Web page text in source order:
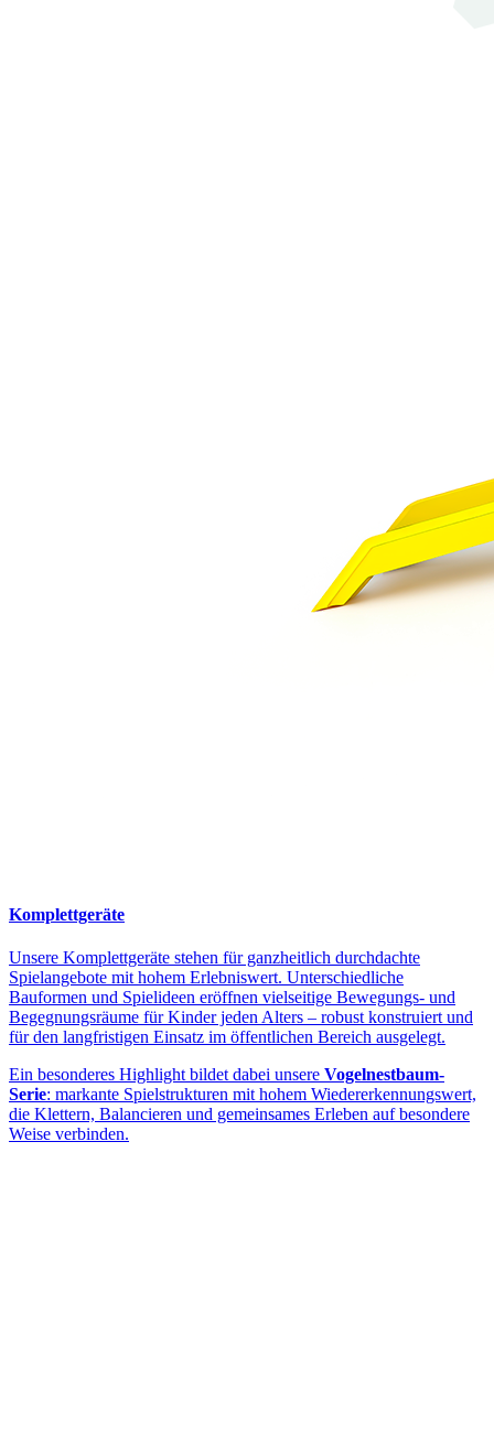
Komplettgeräte
Unsere Komplettgeräte stehen für ganzheitlich durchdachte
Spielangebote mit hohem Erlebniswert. Unterschiedliche
Bauformen und Spielideen eröffnen vielseitige Bewegungs- und
Begegnungsräume für Kinder jeden Alters – robust konstruiert und
für den langfristigen Einsatz im öffentlichen Bereich ausgelegt.
Ein besonderes Highlight bildet dabei unsere Vogelnestbaum-
Serie: markante Spielstrukturen mit hohem Wiedererkennungswert,
die Klettern, Balancieren und gemeinsames Erleben auf besondere
Weise verbinden.